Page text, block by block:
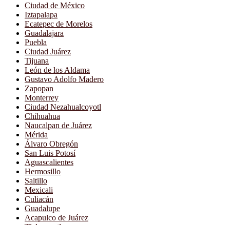
Ciudad de México
Iztapalapa
Ecatepec de Morelos
Guadalajara
Puebla
Ciudad Juárez
Tijuana
León de los Aldama
Gustavo Adolfo Madero
Zapopan
Monterrey
Ciudad Nezahualcoyotl
Chihuahua
Naucalpan de Juárez
Mérida
Álvaro Obregón
San Luis Potosí
Aguascalientes
Hermosillo
Saltillo
Mexicali
Culiacán
Guadalupe
Acapulco de Juárez